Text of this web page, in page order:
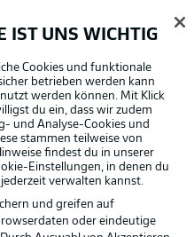
Voreinstellungen verwalten
Nutzungsbedingungen
Jobs
Partner
IST UNS WICHTIG
Cookies und funktionale
betrieben werden kann
werden können. Mit Klick
du ein, dass wir zudem
und Analyse-Cookies und
stammen teilweise von
findest du in unserer
Einstellungen, in denen du
verwalten kannst.
und greifen auf
oder eindeutige